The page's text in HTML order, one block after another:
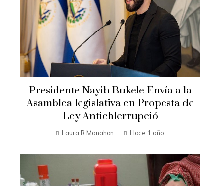
Presidente Nayib Bukele Envía a la
Asamblea legislativa en Propesta de
Ley Antichlerrupció
Laura R Manahan Hace 1 año